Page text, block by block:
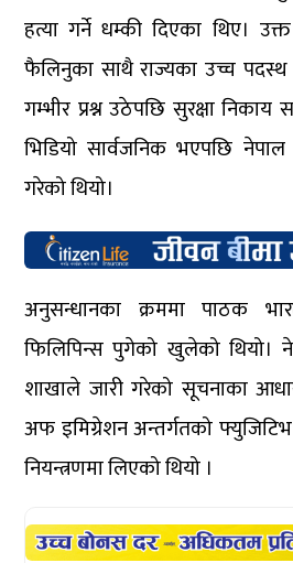
हत्या गर्ने धम्की दिएका थिए।
फैलिनुका साथै राज्यका उच्च पदस्थ
गम्भीर प्रश्न उठेपछि सुरक्षा निकाय
भिडियो सार्वजनिक भएपछि
गरेको थियो।
अनुसन्धानका क्रममा पाठक
फिलिपिन्स पुगेको खुलेको थियो।
शाखाले जारी गरेको सूचनाका
अफ इमिग्रेशन अन्तर्गतको
नियन्त्रणमा लिएको थियो ।